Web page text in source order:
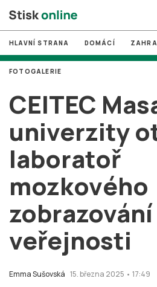
# MUNI
# Brno
# volby
login PŘIHLÁSIT SE
Zapomněli jste heslo?
HLAVNÍ STRANA DOMÁCÍ
CEITEC
univerzity
laboratoř
mozkového
zobrazování
veřejnosti
Emma Sušovská 15. března 2025 • 17:49
FOTOGALERIE